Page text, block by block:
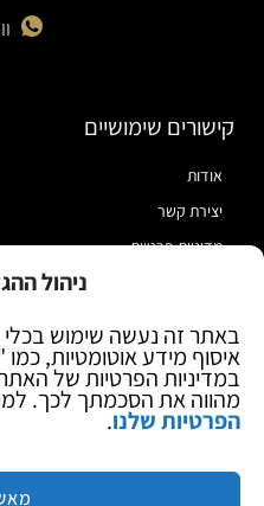
ניהול
באתר זה נעשה שימוש בכלי
איסוף מידע אוטומטיות,
במדיניות הפרטיות של
מהווה את הסכמתך לכך.
הפרטיות שלנו.
קישורים שימושיים
אודות
יצירת קשר
מדיניות פרטיות
בלוג